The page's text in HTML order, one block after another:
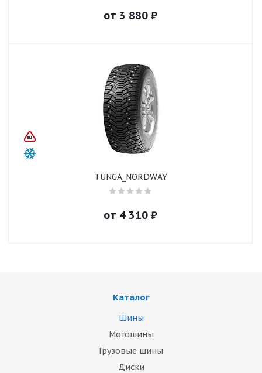
от 3 880 ₽
TUNGA_NORDWAY
от 4 310 ₽
Каталог
Шины
Мотошины
Грузовые шины
Диски